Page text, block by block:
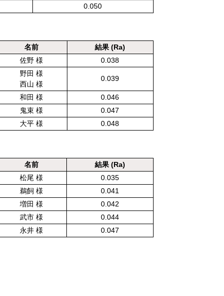
0.050
名前
結果 (Ra)
佐野 様 0.038
野田 様
西山 様
0.039
和田 様
0.046
鬼束 様
0.047
大平 様 0.048
名前
結果 (Ra)
松尾 様
0.035
鵜飼 様
0.041
増田 様
0.042
武市 様
0.044
永井 様 0.047